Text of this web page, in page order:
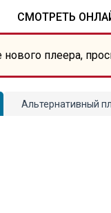
СМОТРЕТЬ
нового плеера,
Альтернативный